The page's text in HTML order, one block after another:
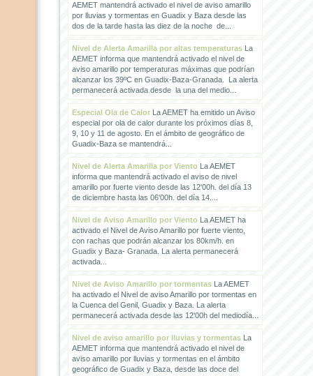
AEMET mantendrá activado el nivel de aviso amarillo
por lluvias y tormentas en Guadix y Baza desde las
dos de la tarde hasta las diez de la noche de...
Nivel de Alerta Amarilla por altas temperaturasLa
AEMET informa que mantendrá activado el nivel de
aviso amarillo por temperaturas máximas que podrían
alcanzar los 39ºC en Guadix-Baza-Granada. La alerta
permanecerá activada desde la una del medio...
Especial Ola de CalorLa AEMET ha emitido un Aviso
especial por ola de calor durante los próximos días 8,
9, 10 y 11 de agosto. En el ámbito de geográfico de
Guadix-Baza se mantendrá...
Nivel de Alerta Amarilla por VientoLa AEMET
informa que mantendrá activado el aviso de nivel
amarillo por fuerte viento desde las 12'00h. del día 13
de diciembre hasta las 06'00h. del día 14....
Nivel de Aviso Amarillo por VientoLa AEMET ha
activado el Nivel de Aviso Amarillo por fuerte viento,
con rachas que podrán alcanzar los 80km/h. en
Guadix y Baza- Granada. La alerta permanecerá
activada...
Nivel de Aviso Amarillo por tormentasLa AEMET
ha activado el Nivel de aviso Amarillo por tormentas en
la Cuenca del Genil, Guadix y Baza. La alerta
permanecerá activada desde las 12'00h del mediodía...
Nivel de aviso amarillo por lluvias y tormentasLa
AEMET informa que mantendrá activado el nivel de
aviso amarillo por lluvias y tormentas en el ámbito
geográfico de Guadix y Baza, desde las doce del